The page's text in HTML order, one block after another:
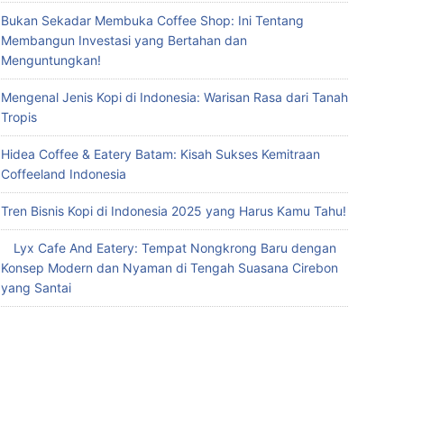
Bukan Sekadar Membuka Coffee Shop: Ini Tentang
Membangun Investasi yang Bertahan dan
Menguntungkan!
Mengenal Jenis Kopi di Indonesia: Warisan Rasa dari Tanah
Tropis
Hidea Coffee & Eatery Batam: Kisah Sukses Kemitraan
Coffeeland Indonesia
Tren Bisnis Kopi di Indonesia 2025 yang Harus Kamu Tahu!
Lyx Cafe And Eatery: Tempat Nongkrong Baru dengan
Konsep Modern dan Nyaman di Tengah Suasana Cirebon
yang Santai